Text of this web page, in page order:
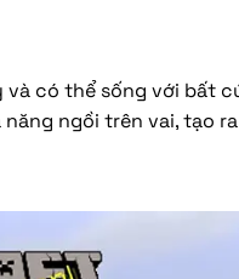
và có thể sống với bất
ngồi trên vai, tạo